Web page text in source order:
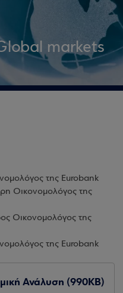
markets
της Eurobank
Οικονομολόγος της
Οικονομολόγος της
της Eurobank
Ανάλυση (990KB)